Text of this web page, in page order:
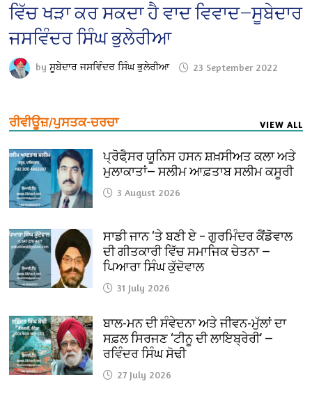
ਵਿੱਚ ਖੜਾ ਕਰ ਸਕਦਾ ਹੈ ਵਾਦ ਵਿਵਾਦ—ਸੂਬੇਦਾਰ
ਜਸਵਿੰਦਰ ਸਿੰਘ ਭੁਲੇਰੀਆ
byਸੂਬੇਦਾਰ ਜਸਵਿੰਦਰ ਸਿੰਘ ਭੁਲੇਰੀਆ 23 September 2022
ਰੀਵੀਊਜ਼/ਪੁਸਤਕ-ਚਰਚਾ VIEW ALL
ਪ੍ਰੋਫੈ਼ਸਰ ਯੂਨਿਸ ਹਸਨ ਸ਼ਖ਼ਸੀਅਤ ਕਲਾ ਅਤੇ
ਮੁਲਾਕਾਤਾਂ— ਸਲੀਮ ਆਫ਼ਤਾਬ ਸਲੀਮ ਕਸੂਰੀ
3 August 2026
ਸਾਡੀ ਜਾਨ ‘ਤੇ ਬਣੀ ਏ – ਗੁਰਮਿੰਦਰ ਕੈਂਡੋਵਾਲ
ਦੀ ਗੀਤਕਾਰੀ ਵਿੱਚ ਸਮਾਜਿਕ ਚੇਤਨਾ —
ਪਿਆਰਾ ਸਿੰਘ ਕੁੱਦੋਵਾਲ
31 July 2026
ਬਾਲ-ਮਨ ਦੀ ਸੰਵੇਦਨਾ ਅਤੇ ਜੀਵਨ-ਮੁੱਲਾਂ ਦਾ
ਸਫ਼ਲ ਸਿਰਜਣ ‘ਟੀਨੂ ਦੀ ਲਾਇਬ੍ਰੇਰੀ’ —
ਰਵਿੰਦਰ ਸਿੰਘ ਸੋਢੀ
27 July 2026